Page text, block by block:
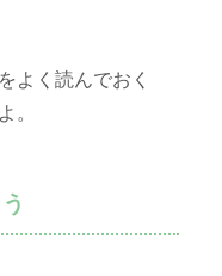
よく読んでおく
。